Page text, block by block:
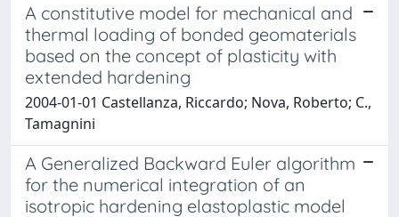
A constitutive model for mechanical and
thermal loading of bonded geomaterials
based on the concept of plasticity with
extended hardening
2004-01-01 Castellanza, Riccardo; Nova, Roberto; C.,
Tamagnini
A Generalized Backward Euler algorithm
for the numerical integration of an
isotropic hardening elastoplastic model